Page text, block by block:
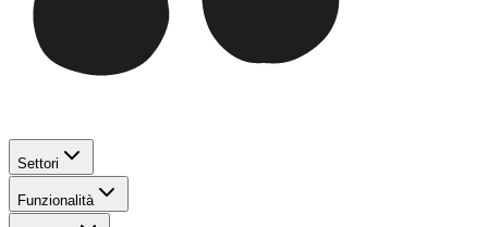
Settori
Funzionalità